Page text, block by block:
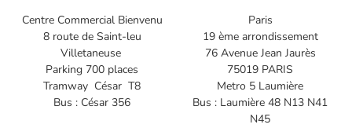
Centre Commercial Bienvenu
8 route de Saint-leu
Villetaneuse
Parking 700 places
Tramway César T8
Bus : César 356
Paris
19 ème arrondissement
76 Avenue Jean Jaurès
75019 PARIS
Metro 5 Laumière
Bus : Laumière 48 N13 N41
N45